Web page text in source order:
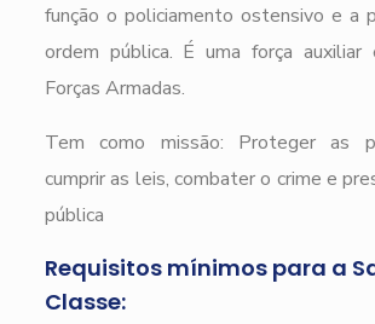
função o policiamento ostensivo e a
ordem pública. É uma força auxiliar
Forças Armadas.
Tem como missão: Proteger as
cumprir as leis, combater o crime e
pública
Requisitos mínimos para a
Classe: